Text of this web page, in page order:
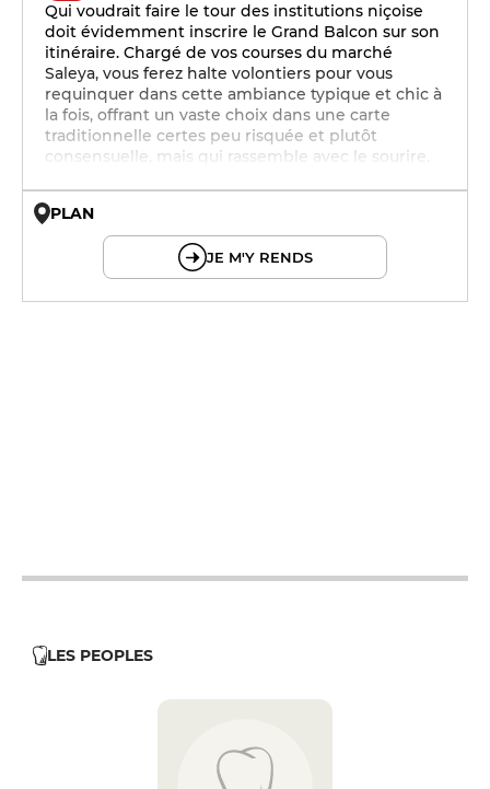
Qui voudrait faire le tour des institutions niçoise
doit évidemment inscrire le Grand Balcon sur son
itinéraire. Chargé de vos courses du marché
Saleya, vous ferez halte volontiers pour vous
requinquer dans cette ambiance typique et chic à
la fois, offrant un vaste choix dans une carte
traditionnelle certes peu risquée et plutôt
consensuelle, mais qui rassemble avec le sourire.
PLAN
JE M'Y RENDS
LES PEOPLES